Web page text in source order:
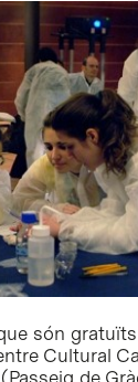
són
Cultural
de